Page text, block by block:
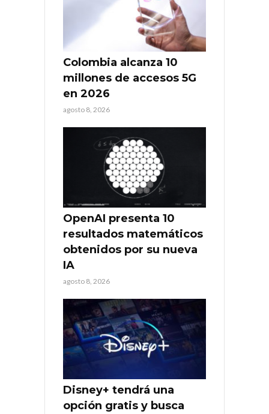
Colombia alcanza 10
millones de accesos 5G
en 2026
agosto 8, 2026
OpenAI presenta 10
resultados matemáticos
obtenidos por su nueva
IA
agosto 8, 2026
Disney+ tendrá una
opción gratis y busca